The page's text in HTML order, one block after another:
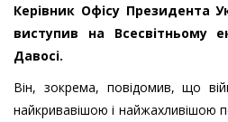
Керівник Офісу Президента
виступив на Всесвітньому
Давосі.
Він, зокрема, повідомив, що
найкривавішою і найжахливішою